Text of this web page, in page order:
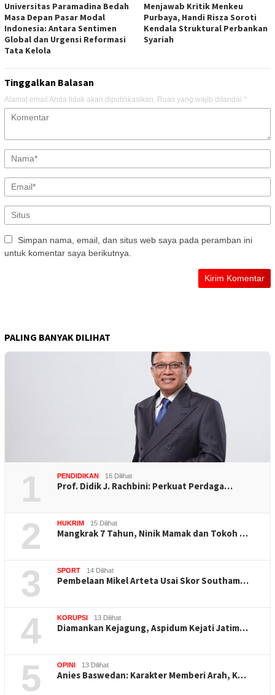
Universitas Paramadina Bedah
Masa Depan Pasar Modal
Indonesia: Antara Sentimen
Global dan Urgensi Reformasi
Tata Kelola
Menjawab Kritik Menkeu
Purbaya, Handi Risza Soroti
Kendala Struktural Perbankan
Syariah
Tinggalkan Balasan
Alamat email Anda tidak akan dipublikasikan. Ruas yang wajib ditandai *
Simpan nama, email, dan situs web saya pada peramban ini
untuk komentar saya berikutnya.
PALING BANYAK DILIHAT
1 PENDIDIKAN 16 Dilihat
Prof. Didik J. Rachbini: Perkuat Perdaga…
2 HUKRIM 15 Dilihat
Mangkrak 7 Tahun, Ninik Mamak dan Tokoh …
3 SPORT 14 Dilihat
Pembelaan Mikel Arteta Usai Skor Southam…
4 KORUPSI 13 Dilihat
Diamankan Kejagung, Aspidum Kejati Jatim…
5 OPINI 13 Dilihat
Anies Baswedan: Karakter Memberi Arah, K…